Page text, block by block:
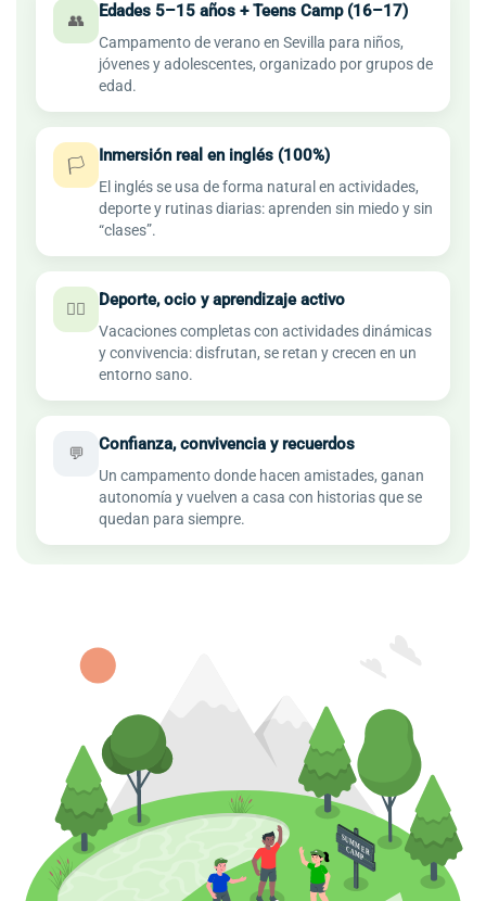
👥 Edades 5–15 años + Teens Camp (16–17)
Campamento de verano en Sevilla para niños,
jóvenes y adolescentes, organizado por grupos de
edad.
🏳️ Inmersión real en inglés (100%)
El inglés se usa de forma natural en actividades,
deporte y rutinas diarias: aprenden sin miedo y sin
“clases”.
🏃‍♂️ Deporte, ocio y aprendizaje activo
Vacaciones completas con actividades dinámicas
y convivencia: disfrutan, se retan y crecen en un
entorno sano.
💬 Confianza, convivencia y recuerdos
Un campamento donde hacen amistades, ganan
autonomía y vuelven a casa con historias que se
quedan para siempre.
CAMP
SUMMER